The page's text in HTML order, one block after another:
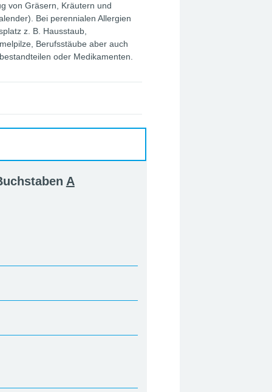
von Gräsern, Kräutern und
Bei perennialen Allergien
z. B. Hausstaub,
Berufsstäube aber auch
oder Medikamenten.
A